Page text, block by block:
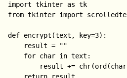
import tkinter as tk
from tkinter import
def encrypt(text, key=3):
    result = ""
    for char in text:
result +=